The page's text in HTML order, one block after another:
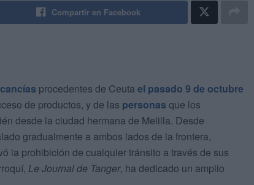
Compartir en Facebook
procedentes de Ceuta el pasado 9 de octubre
de productos, y de las personas que los
desde la ciudad hermana de Melilla. Desde
gradualmente a ambos lados de la frontera,
la prohibición de cualquier tránsito a través de sus
Le Journal de Tanger, ha dedicado un amplio